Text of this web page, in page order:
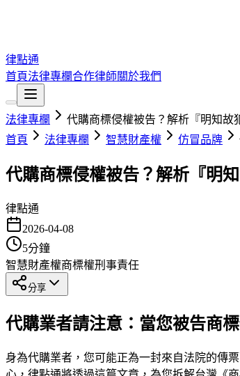
律點通
首頁法律專欄合作律師關於我們
法律專欄
代購商標侵權被告？解析『明知故
首頁
法律專欄 智慧財產權 仿冒品牌
代購商標侵權被告？解析『明
律點通
2026-04-08
5分鐘
智慧財產權商標權刑事責任
分享
代購業者請注意：當您被告商
身為代購業者，您可能正為一封來自法院的傳